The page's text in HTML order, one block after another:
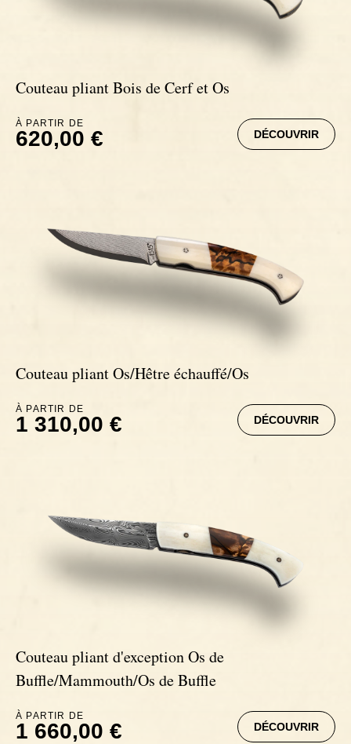
Couteau pliant Bois de Cerf et Os
À PARTIR DE
620,00 € DÉCOUVRIR
Couteau pliant Os/Hêtre échauffé/Os
À PARTIR DE
1 310,00 € DÉCOUVRIR
Couteau pliant d'exception Os de
Buffle/Mammouth/Os de Buffle
À PARTIR DE
1 660,00 € DÉCOUVRIR